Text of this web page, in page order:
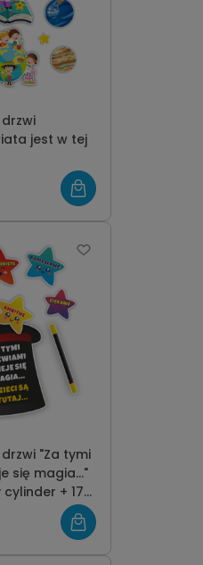
jest w tej
"Za tymi
się magia..."